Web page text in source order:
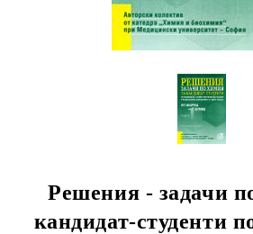
Решения - задачи
кандидат-студенти